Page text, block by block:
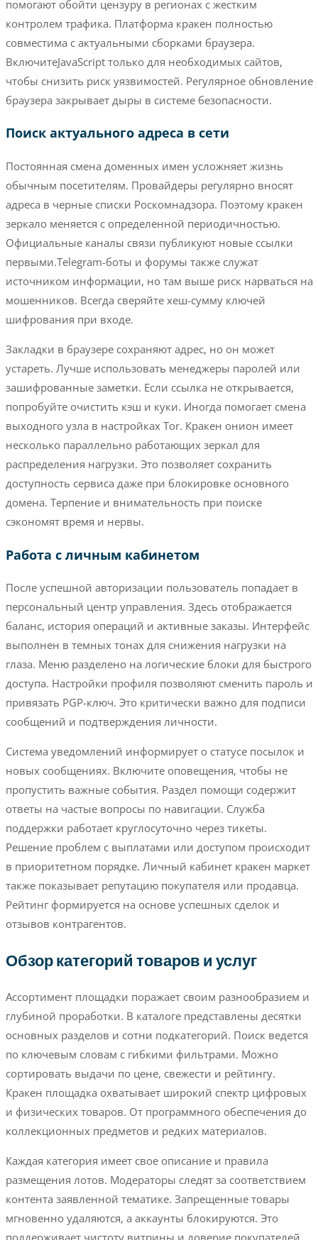
помогают обойти цензуру в регионах с жестким
контролем трафика. Платформа кракен полностью
совместима с актуальными сборками браузера.
ВключитеJavaScript только для необходимых сайтов,
чтобы снизить риск уязвимостей. Регулярное обновление
браузера закрывает дыры в системе безопасности.
Поиск актуального адреса в сети
Постоянная смена доменных имен усложняет жизнь
обычным посетителям. Провайдеры регулярно вносят
адреса в черные списки Роскомнадзора. Поэтому кракен
зеркало меняется с определенной периодичностью.
Официальные каналы связи публикуют новые ссылки
первыми.Telegram-боты и форумы также служат
источником информации, но там выше риск нарваться на
мошенников. Всегда сверяйте хеш-сумму ключей
шифрования при входе.
Закладки в браузере сохраняют адрес, но он может
устареть. Лучше использовать менеджеры паролей или
зашифрованные заметки. Если ссылка не открывается,
попробуйте очистить кэш и куки. Иногда помогает смена
выходного узла в настройках Tor. Кракен онион имеет
несколько параллельно работающих зеркал для
распределения нагрузки. Это позволяет сохранить
доступность сервиса даже при блокировке основного
домена. Терпение и внимательность при поиске
сэкономят время и нервы.
Работа с личным кабинетом
После успешной авторизации пользователь попадает в
персональный центр управления. Здесь отображается
баланс, история операций и активные заказы. Интерфейс
выполнен в темных тонах для снижения нагрузки на
глаза. Меню разделено на логические блоки для быстрого
доступа. Настройки профиля позволяют сменить пароль и
привязать PGP-ключ. Это критически важно для подписи
сообщений и подтверждения личности.
Система уведомлений информирует о статусе посылок и
новых сообщениях. Включите оповещения, чтобы не
пропустить важные события. Раздел помощи содержит
ответы на частые вопросы по навигации. Служба
поддержки работает круглосуточно через тикеты.
Решение проблем с выплатами или доступом происходит
в приоритетном порядке. Личный кабинет кракен маркет
также показывает репутацию покупателя или продавца.
Рейтинг формируется на основе успешных сделок и
отзывов контрагентов.
Обзор категорий товаров и услуг
Ассортимент площадки поражает своим разнообразием и
глубиной проработки. В каталоге представлены десятки
основных разделов и сотни подкатегорий. Поиск ведется
по ключевым словам с гибкими фильтрами. Можно
сортировать выдачи по цене, свежести и рейтингу.
Кракен площадка охватывает широкий спектр цифровых
и физических товаров. От программного обеспечения до
коллекционных предметов и редких материалов.
Каждая категория имеет свое описание и правила
размещения лотов. Модераторы следят за соответствием
контента заявленной тематике. Запрещенные товары
мгновенно удаляются, а аккаунты блокируются. Это
поддерживает чистоту витрины и доверие покупателей.